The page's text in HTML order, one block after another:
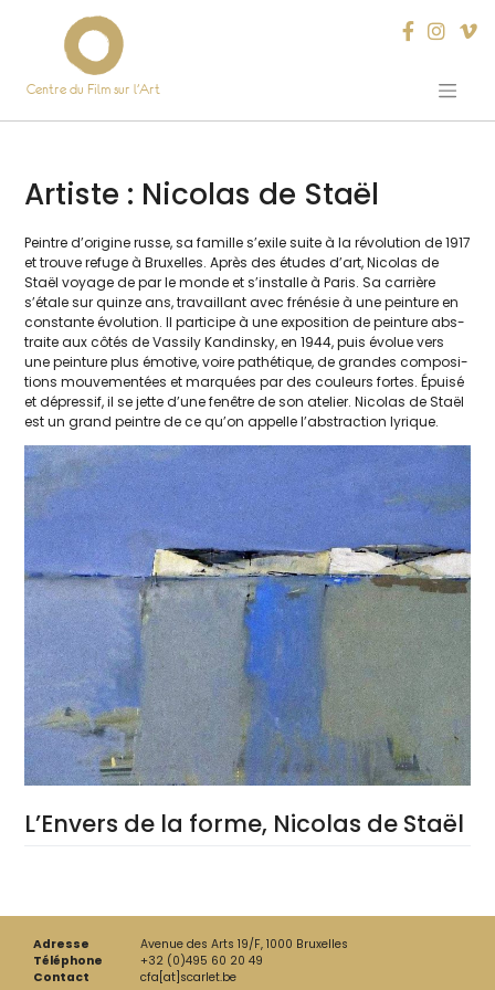
Centre du Film sur l’Art
Artiste : Nicolas de Staël
Peintre d’o­ri­gine russe, sa famille s’exile suite à la révo­lu­tion de 1917
et trouve refuge à Bruxelles. Après des études d’art, Nicolas de
Staël voyage de par le monde et s’installe à Paris. Sa car­rière
s’étale sur quinze ans, tra­vaillant avec fré­né­sie à une pein­ture en
constante évo­lu­tion. Il par­ti­cipe à une expo­si­tion de pein­ture abs­
traite aux côtés de Vassily Kandinsky, en 1944, puis évo­lue vers
une pein­ture plus émo­tive, voire pathé­tique, de grandes com­po­si­
tions mou­ve­men­tées et mar­quées par des cou­leurs fortes. Épuisé
et dépres­sif, il se jette d’une fenêtre de son ate­lier. Nicolas de Staël
est un grand peintre de ce qu’on appelle l’abs­trac­tion lyrique.
L’Envers de la forme, Nicolas de Staël
Adresse
Avenue des Arts 19/F, 1000 Bruxelles
Téléphone
+32 (0)495 60 20 49
Contact
cfa[at]scarlet.be